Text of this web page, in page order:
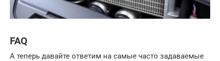
FAQ
А теперь давайте ответим на самые часто задаваемые